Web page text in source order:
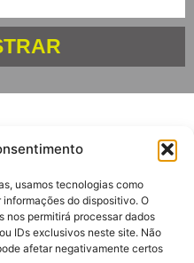
usamos tecnologias como
do dispositivo. O
nos permitirá processar dados
IDs exclusivos neste site. Não
afetar negativamente certos
– RS
000